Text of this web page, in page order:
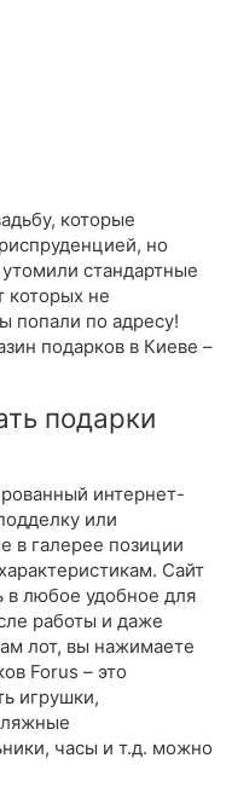
которые
но
стандартные
которых не
попали по адресу!
подарков в Киеве –
подарки
интернет-
или
в галерее позиции
Сайт
в любое удобное для
работы и даже
лот, вы нажимаете
Forus – это
игрушки,
часы и т.д. можно